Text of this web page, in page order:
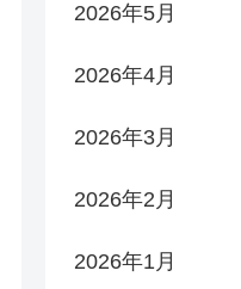
2026年5月
2026年4月
2026年3月
2026年2月
2026年1月